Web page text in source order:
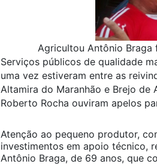
Agricultou Antônio
Serviços públicos de qualidade
uma vez estiveram entre as
Altamira do Maranhão e Brejo
Roberto Rocha ouviram apelos
Atenção ao pequeno produtor,
investimentos em apoio técnico,
Antônio Braga, de 69 anos, que